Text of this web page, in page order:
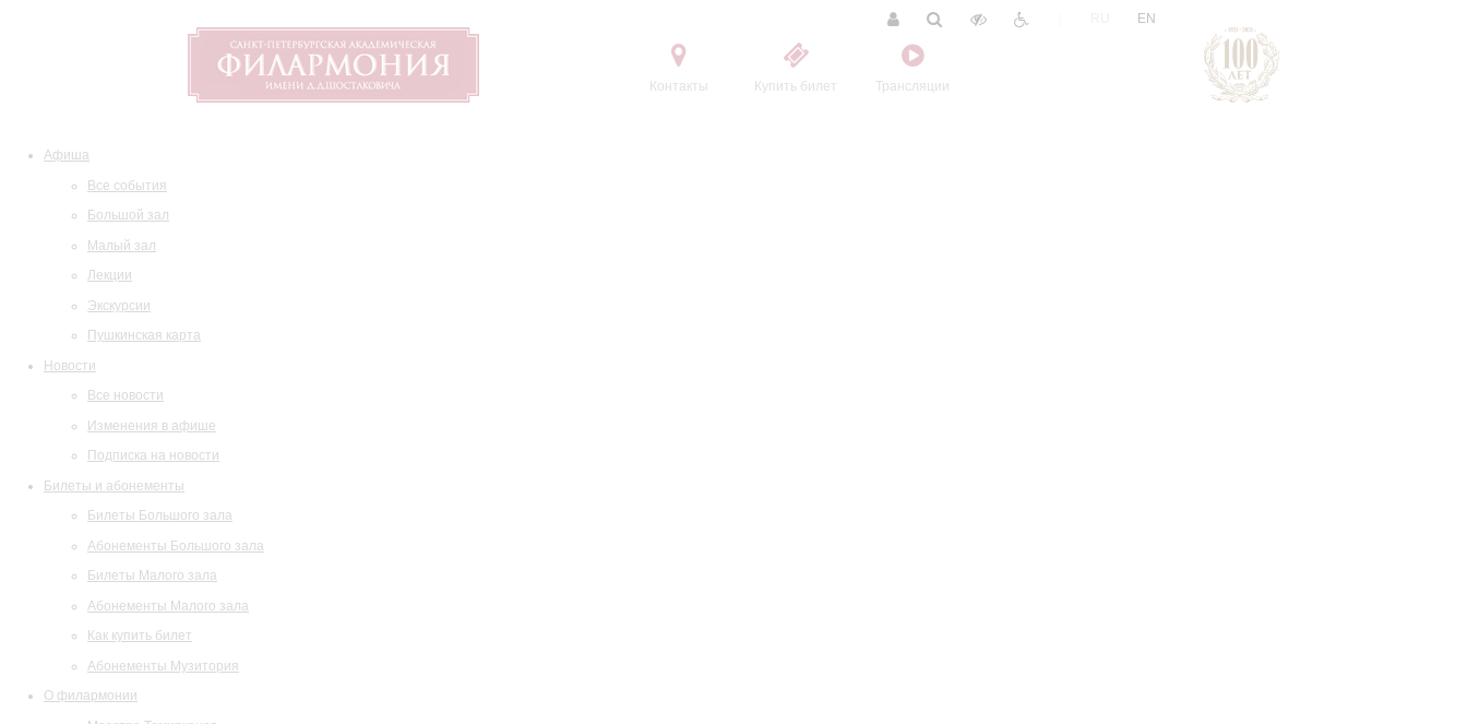
Контакты Купить билет Трансляции
EN
Афиша
Все события
Большой зал
Малый зал
Лекции
Экскурсии
Пушкинская карта
Новости
Все новости
Изменения в афише
Подписка на новости
Билеты и абонементы
Билеты Большого зала
Абонементы Большого зала
Билеты Малого зала
Абонементы Малого зала
Как купить билет
Абонементы Музитория
О филармонии